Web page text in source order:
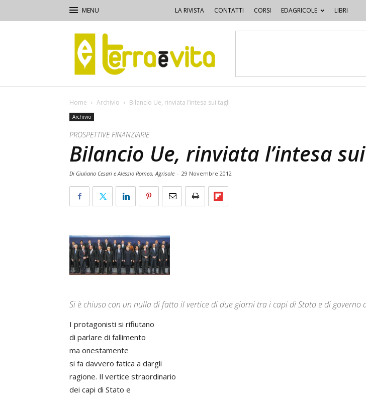
LA RIVISTA CONTATTI CORSI EDAGRICOLE LIBRI
Terra
e
Vita
Home Archivio Bilancio Ue, rinviata l’intesa sui tagli
Archivio
PROSPETTIVE FINANZIARIE
Bilancio Ue, rinviata l’intesa
Di Giuliano Cesari e Alessio Romeo, Agrisole - 29 Novembre 2012
Si è chiuso con un nulla di fatto il vertice di due giorni tra i capi di Stato e di governo
I protagonisti si rifiutano
di parlare di fallimento
ma onestamente
si fa davvero fatica a dargli
ragione. Il vertice straordinario
dei capi di Stato e